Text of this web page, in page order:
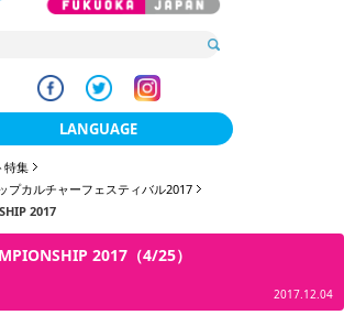
LANGUAGE
簡体中文
特集
プカルチャーフェスティバル2017
2017
2017（4/25）
2017.12.04